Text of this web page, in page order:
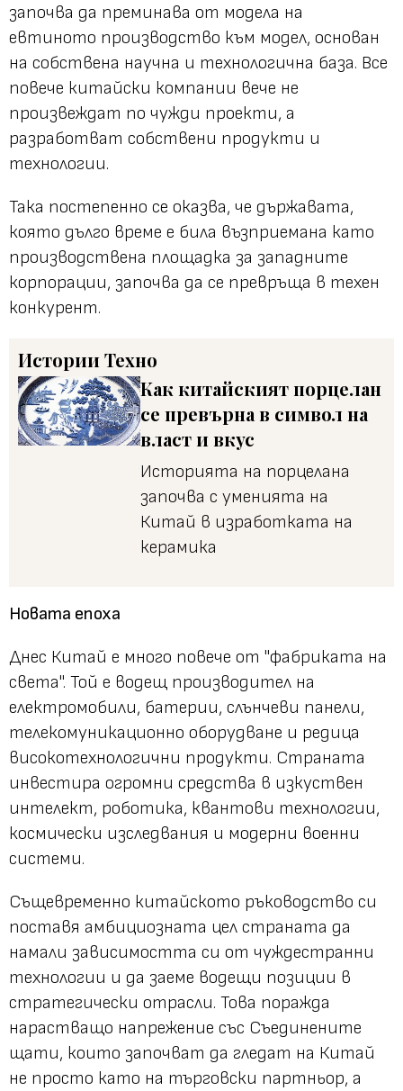
започва да преминава от модела на
евтиното производство към модел, основан
на собствена научна и технологична база. Все
повече китайски компании вече не
произвеждат по чужди проекти, а
разработват собствени продукти и
технологии.
Така постепенно се оказва, че държавата,
която дълго време е била възприемана като
производствена площадка за западните
корпорации, започва да се превръща в техен
конкурент.
ИсторииТехно
Как китайският порцелан
се превърна в символ на
власт и вкус
Историята на порцелана
започва с уменията на
Китай в изработката на
керамика
Новата епоха
Днес Китай е много повече от "фабриката на
света". Той е водещ производител на
електромобили, батерии, слънчеви панели,
телекомуникационно оборудване и редица
високотехнологични продукти. Страната
инвестира огромни средства в изкуствен
интелект, роботика, квантови технологии,
космически изследвания и модерни военни
системи.
Същевременно китайското ръководство си
поставя амбициозната цел страната да
намали зависимостта си от чуждестранни
технологии и да заеме водещи позиции в
стратегически отрасли. Това поражда
нарастващо напрежение със Съединените
щати, които започват да гледат на Китай
не просто като на търговски партньор, а